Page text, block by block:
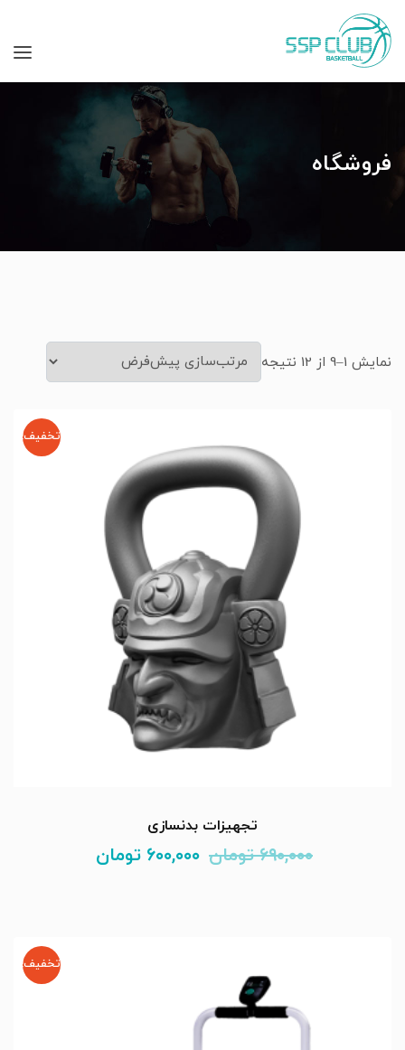
فروشگاه
نمایش 1–9 از 12 نتیجه
تخفیف!
تجهیزات بدنسازی
۶۹۰,۰۰۰ تومان ۶۰۰,۰۰۰ تومان
تخفیف!